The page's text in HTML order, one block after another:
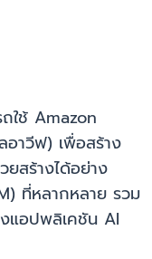
ใช้ Amazon
อาวีฟ) เพื่อสร้าง
สร้างได้อย่าง
ที่หลากหลาย รวม
แอปพลิเคชัน AI